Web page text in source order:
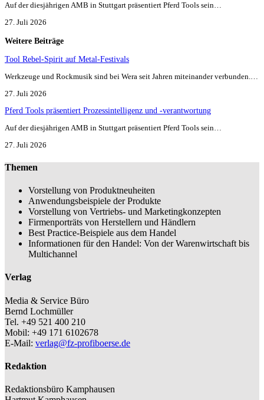
Auf der diesjährigen AMB in Stuttgart präsentiert Pferd Tools sein…
27. Juli 2026
Weitere Beiträge
Tool Rebel-Spirit auf Metal-Festivals
Werkzeuge und Rockmusik sind bei Wera seit Jahren miteinander verbunden.…
27. Juli 2026
Pferd Tools präsentiert Prozessintelligenz und -verantwortung
Auf der diesjährigen AMB in Stuttgart präsentiert Pferd Tools sein…
27. Juli 2026
Themen
Vorstellung von Produktneuheiten
Anwendungsbeispiele der Produkte
Vorstellung von Vertriebs- und Marketingkonzepten
Firmenporträts von Herstellern und Händlern
Best Practice-Beispiele aus dem Handel
Informationen für den Handel: Von der Warenwirtschaft bis
Multichannel
Verlag
Media & Service Büro
Bernd Lochmüller
Tel. +49 521 400 210
Mobil: +49 171 6102678
E-Mail: verlag@fz-profiboerse.de
Redaktion
Redaktionsbüro Kamphausen